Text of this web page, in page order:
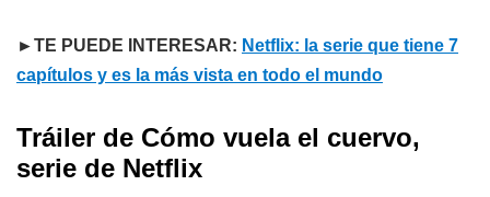
►TE PUEDE INTERESAR: Netflix: la serie que tiene 7
capítulos y es la más vista en todo el mundo
Tráiler de Cómo vuela el cuervo,
serie de Netflix